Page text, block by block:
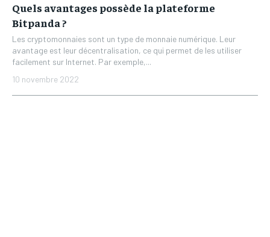
Quels avantages possède la plateforme
Bitpanda ?
Les cryptomonnaies sont un type de monnaie numérique. Leur
avantage est leur décentralisation, ce qui permet de les utiliser
facilement sur Internet. Par exemple,...
10 novembre 2022